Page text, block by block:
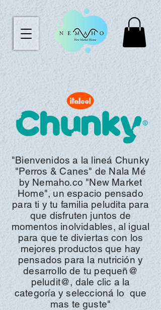
"Bienvenidos a la lineá Chunky
"Perros & Canes" de Nala Mé
by Nemaho.co "New Market
Home", un espacio pensado
para ti y tu familia peludita para
que disfruten juntos de
momentos inolvidables, al igual
para que te diviertas con los
mejores productos que hay
pensados para la nutrición y
desarrollo de tu pequeñ@
peludit@, dale clic a la
categoría yseleccioná lo que
mas te guste"